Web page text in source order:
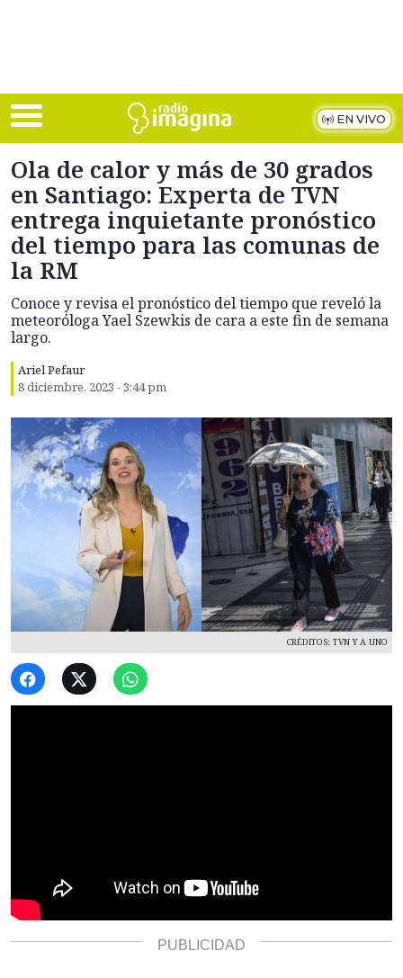
EN VIVO
Ola de calor y más de 30 grados
en Santiago: Experta de TVN
entrega inquietante pronóstico
del tiempo para las comunas de
la RM
Conoce y revisa el pronóstico del tiempo que reveló la
meteoróloga Yael Szewkis de cara a este fin de semana
largo.
Ariel Pefaur
8 diciembre, 2023 - 3:44 pm
CRÉDITOS: TVN Y A UNO